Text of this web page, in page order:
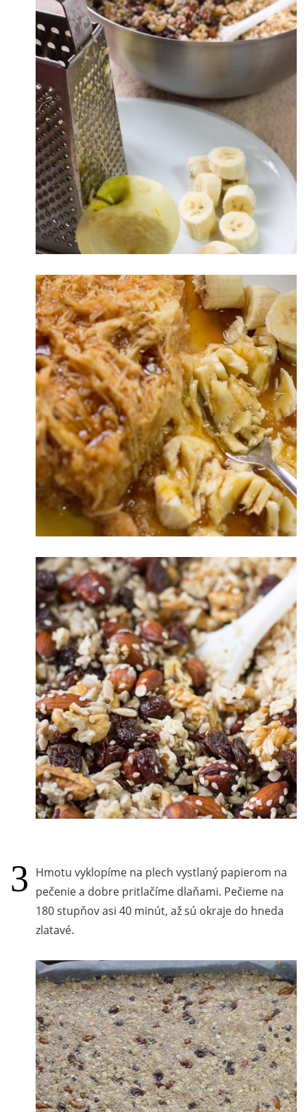
Hmotu vyklopíme na plech vystlaný papierom na
pečenie a dobre pritlačíme dlaňami. Pečieme na
180 stupňov asi 40 minút, až sú okraje do hneda
zlatavé.